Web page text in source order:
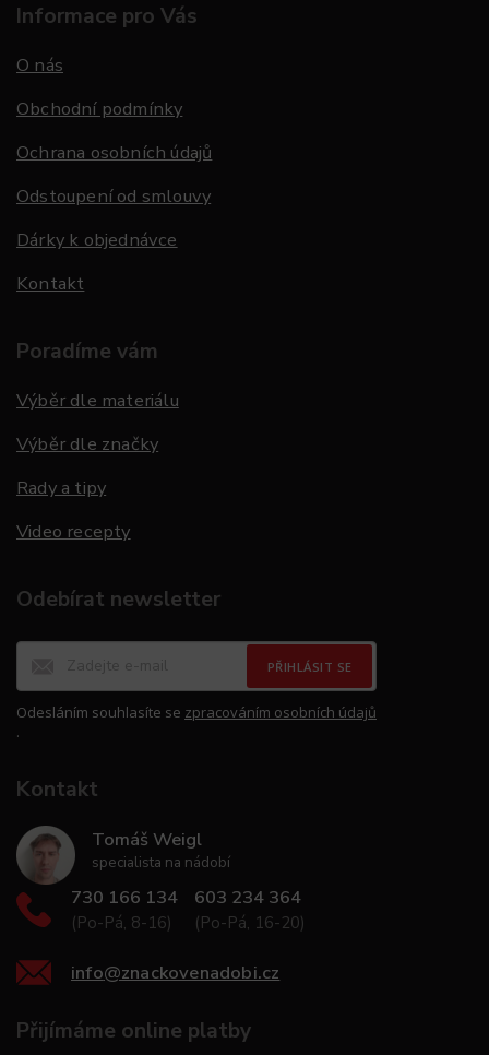
Informace pro Vás
O nás
Obchodní podmínky
Ochrana osobních údajů
Odstoupení od smlouvy
Dárky k objednávce
Kontakt
Poradíme vám
Výběr dle materiálu
Výběr dle značky
Rady a tipy
Video recepty
Odebírat newsletter
PŘIHLÁSIT SE
Odesláním souhlasíte se zpracováním osobních údajů
.
Kontakt
Tomáš Weigl
specialista na nádobí
730 166 134
(Po-Pá, 8-16)
603 234 364
(Po-Pá, 16-20)
info@znackovenadobi.cz
Přijímáme online platby